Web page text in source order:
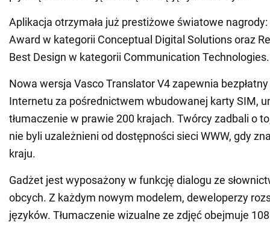
Aplikacja otrzymała już prestiżowe światowe
Award w kategorii Conceptual Digital Solutions oraz
Best Design w kategorii Communication Technologies.
Nowa wersja Vasco Translator V4 zapewnia
Internetu za pośrednictwem wbudowanej karty SIM,
tłumaczenie w prawie 200 krajach. Twórcy zadbali o
nie byli uzależnieni od dostępności sieci WWW, gdy
kraju.
Gadżet jest wyposażony w funkcję dialogu ze
obcych. Z każdym nowym modelem, deweloperzy
języków. Tłumaczenie wizualne ze zdjęć obejmuje